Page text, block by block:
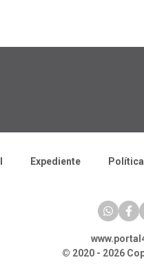
Expediente
© 2020 - 2026